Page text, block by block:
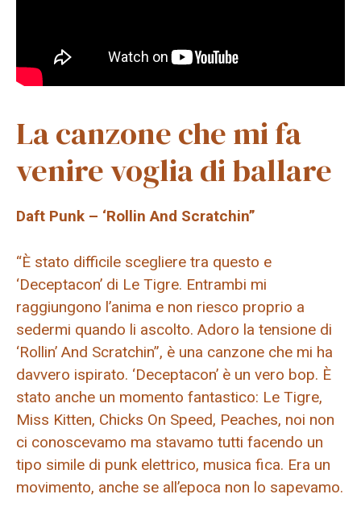
La canzone che mi fa
venire voglia di ballare
Daft Punk – ‘Rollin And Scratchin”
“È stato difficile scegliere tra questo e
‘Deceptacon’ di Le Tigre. Entrambi mi
raggiungono l’anima e non riesco proprio a
sedermi quando li ascolto. Adoro la tensione di
‘Rollin’ And Scratchin”, è una canzone che mi ha
davvero ispirato. ‘Deceptacon’ è un vero bop. È
stato anche un momento fantastico: Le Tigre,
Miss Kitten, Chicks On Speed, Peaches, noi non
ci conoscevamo ma stavamo tutti facendo un
tipo simile di punk elettrico, musica fica. Era un
movimento, anche se all’epoca non lo sapevamo.